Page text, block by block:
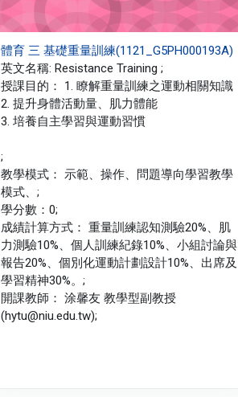
體育 三 基礎重量訓練(1121_G5PH000193A)
英文名稱: Resistance Training ;
授課目的： 1. 瞭解重量訓練之運動相關知識
2. 提升身體活動量、肌力體能
3. 培養自主學習與運動習慣
;
教學模式： 示範、操作、問題導向學習教學
模式、;
學分數：0;
成績計算方式： 重量訓練認知測驗20%、肌
力測驗10%、個人訓練紀錄10%、小組討論與
報告20%、個別化運動計劃設計10%、出席及
學習精神30%。;
開課教師： 涂馨友 教學型副教授
(hytu@niu.edu.tw);